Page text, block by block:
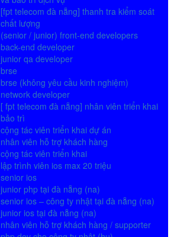
[fpt telecom đà nẵng] thanh tra kiểm soát
chất lượng
(senior / junior) front-end developers
back-end developer
junior qa developer
brse
brse (không yêu cầu kinh nghiệm)
network developer
[ fpt telecom đà nẵng] nhân viên triển khai
bảo trì
cộng tác viên triển khai dự án
nhân viên hỗ trợ khách hàng
cộng tác viên triển khai
lập trình viên ios max 20 triệu
senior ios
junior php tại đà nẵng (na)
senior ios – công ty nhật tại đà nẵng (na)
junior ios tại đà nẵng (na)
nhân viên hỗ trợ khách hàng / supporter